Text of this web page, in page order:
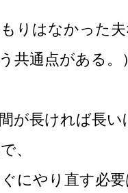
りはなかった
共通点がある。
が長ければ長い
、
にやり直す必